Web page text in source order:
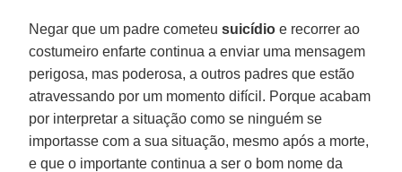
Negar que um padre cometeu suicídio e recorrer ao
costumeiro enfarte continua a enviar uma mensagem
perigosa, mas poderosa, a outros padres que estão
atravessando por um momento difícil. Porque acabam
por interpretar a situação como se ninguém se
importasse com a sua situação, mesmo após a morte,
e que o importante continua a ser o bom nome da